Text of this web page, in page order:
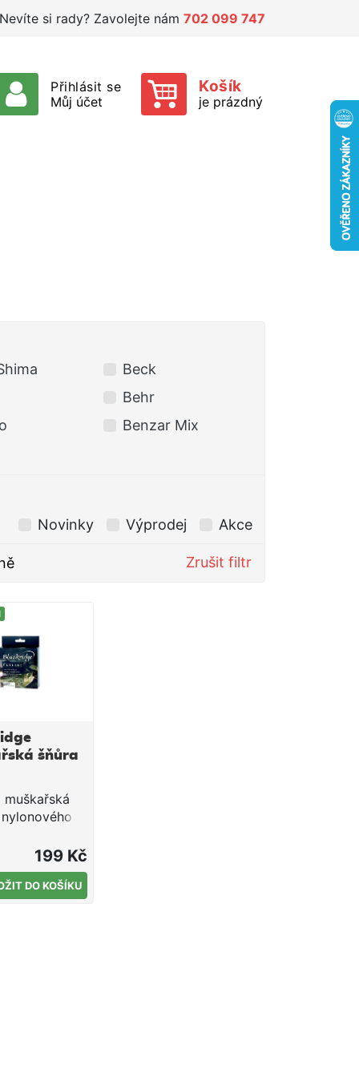
Nevíte si rady? Zavolejte nám 702 099 747
Přihlásit se
Můj účet
Košík
je prázdný
Beck
Behr
Benzar Mix
Novinky Výprodej Akce
Zrušit filtr
šňůra
šedá
muškařská
a její
tvar (WF)
pro daleké
199 Kč
DO KOŠÍKU